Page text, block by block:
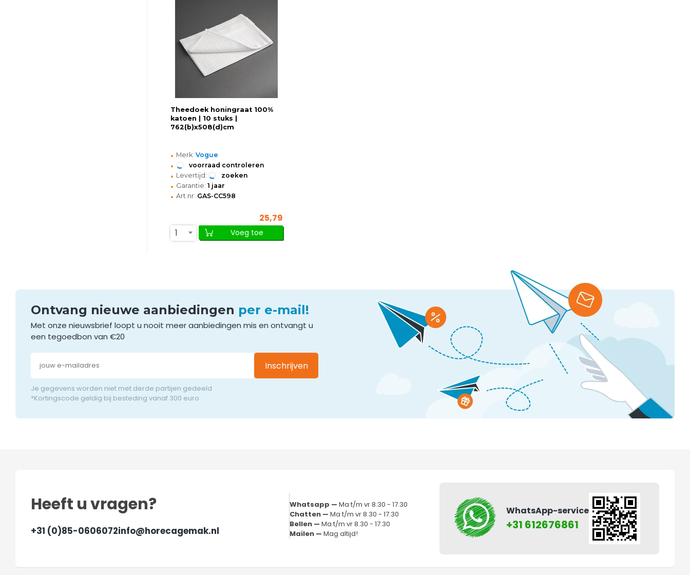
Theedoek honingraat 100%
katoen | 10 stuks |
762(b)x508(d)cm
• Merk: Vogue
• voorraad controleren
• Levertijd: zoeken
• Garantie: 1 jaar
• Art.nr: GAS-CC598
25,79
1
Voeg toe
Ontvang nieuwe aanbiedingen per e-mail!
Met onze nieuwsbrief loopt u nooit meer aanbiedingen mis en ontvangt u
een tegoedbon van €20
Inschrijven
Je gegevens worden niet met derde partijen gedeeld
*Kortingscode geldig bij besteding vanaf 300 euro
Heeft u vragen?
+31 (0)85-0606072info@horecagemak.nl
Whatsapp —Ma t/m vr 8.30 - 17.30
Chatten —Ma t/m vr 8.30 - 17.30
Bellen —Ma t/m vr 8.30 - 17.30
Mailen —Mag altijd!
WhatsApp-service
+31 612676861